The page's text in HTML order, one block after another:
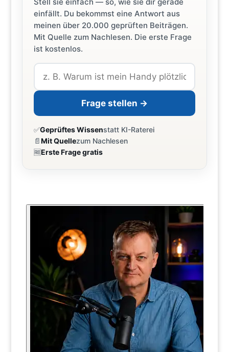
einfällt. Du bekommst eine Antwort aus
meinen über 20.000 geprüften Beiträgen.
Mit Quelle zum Nachlesen. Die erste Frage
ist kostenlos.
Frage stellen →
✅Geprüftes Wissenstatt KI-Raterei
📄Mit Quellezum Nachlesen
🆓Erste Frage gratis